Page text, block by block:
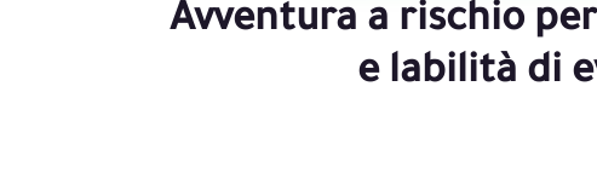
Avventura a rischio
e labilità di